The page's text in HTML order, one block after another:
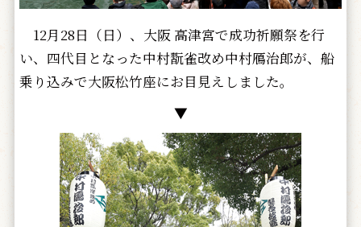
12月28日（日）、大阪 高津宮で成功祈願祭を行
い、四代目となった中村翫雀改め中村鴈治郎が、船
乗り込みで大阪松竹座にお目見えしました。
▼